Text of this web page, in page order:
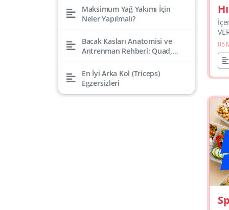
Maksimum Yağ Yakımı İçin
Neler Yapılmalı?
Bacak Kasları Anatomisi ve
Antrenman Rehberi: Quad,
En İyi Arka Kol (Triceps)
Egzersizleri
05